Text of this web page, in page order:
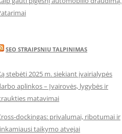
SEO STRAIPSNIU TALPINIMAS
stebėti 2025 m. siekiant įvairialypės
aplinkos – Įvairovės, lygybės ir
matavimai
dockingas: privalumai, ribotumai ir
taikymo atvejai